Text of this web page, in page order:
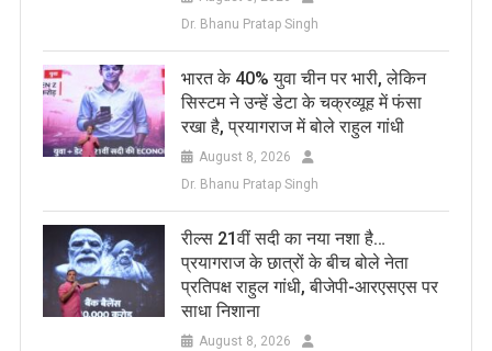
Dr. Bhanu Pratap Singh
भारत के 40% युवा चीन पर भारी, लेकिन
सिस्टम ने उन्हें डेटा के चक्रव्यूह में फंसा
रखा है, प्रयागराज में बोले राहुल गांधी
August 8, 2026
Dr. Bhanu Pratap Singh
रील्स 21वीं सदी का नया नशा है…
प्रयागराज के छात्रों के बीच बोले नेता
प्रतिपक्ष राहुल गांधी, बीजेपी-आरएसएस पर
साधा निशाना
August 8, 2026